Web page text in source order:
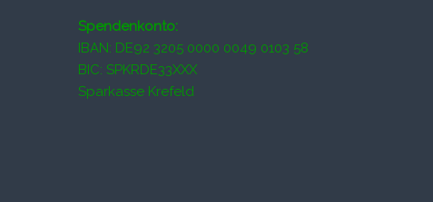
Spendenkonto:
IBAN: DE92 3205 0000 0049 0103 58
BIC: SPKRDE33XXX
Sparkasse Krefeld